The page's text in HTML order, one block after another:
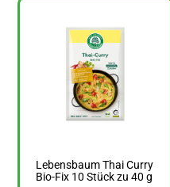
Lebensbaum Thai Curry
Bio-Fix 10 Stück zu 40 g